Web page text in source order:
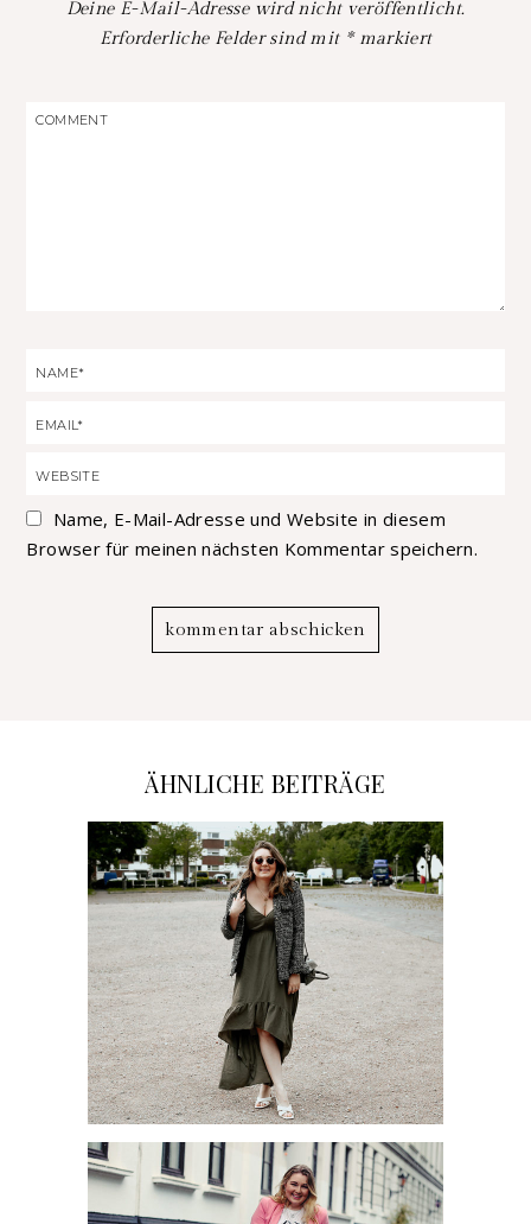
Deine E-Mail-Adresse wird nicht veröffentlicht.
Erforderliche Felder sind mit *markiert
Name, E-Mail-Adresse und Website in diesem
Browser für meinen nächsten Kommentar speichern.
ÄHNLICHE BEITRÄGE
TRENDKLEIDER FÜR DEN
SOMMER 2020